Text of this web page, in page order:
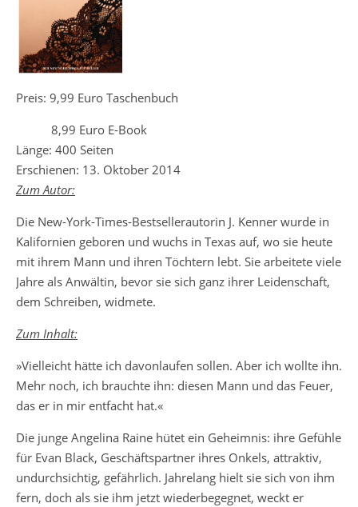
Preis: 9,99 Euro Taschenbuch
8,99 Euro E-Book
Länge: 400 Seiten
Erschienen: 13. Oktober 2014
Zum Autor:
Die New-York-Times-Bestsellerautorin J. Kenner wurde in
Kalifornien geboren und wuchs in Texas auf, wo sie heute
mit ihrem Mann und ihren Töchtern lebt. Sie arbeitete viele
Jahre als Anwältin, bevor sie sich ganz ihrer Leidenschaft,
dem Schreiben, widmete.
Zum Inhalt:
»Vielleicht hätte ich davonlaufen sollen. Aber ich wollte ihn.
Mehr noch, ich brauchte ihn: diesen Mann und das Feuer,
das er in mir entfacht hat.«
Die junge Angelina Raine hütet ein Geheimnis: ihre Gefühle
für Evan Black, Geschäftspartner ihres Onkels, attraktiv,
undurchsichtig, gefährlich. Jahrelang hielt sie sich von ihm
fern, doch als sie ihm jetzt wiederbegegnet, weckt er